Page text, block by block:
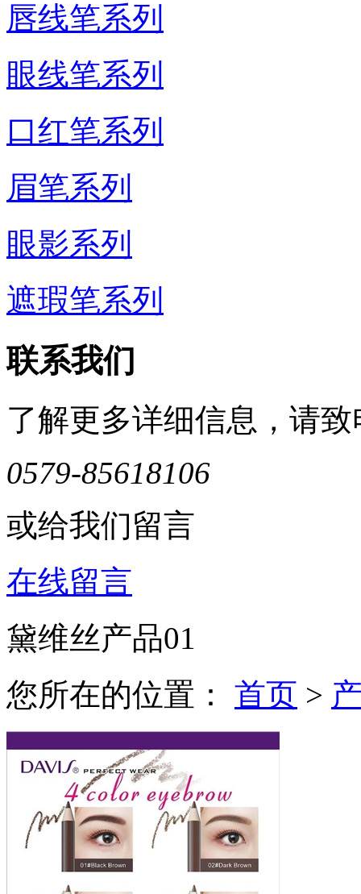
唇线笔系列
眼线笔系列
口红笔系列
眉笔系列
眼影系列
遮瑕笔系列
联系我们
了解更多详细信息，请致
0579-85618106
或给我们留言
在线留言
黛维丝产品01
您所在的位置： 首页 >